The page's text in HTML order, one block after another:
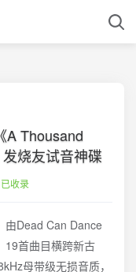
A Thousand
烧友试音神碟
已收录
由Dead Can Dance
19首曲目横跨新古
母带级无损音质，